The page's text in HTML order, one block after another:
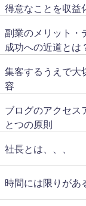
得意なことを収益
副業のメリット・
成功への近道とは
集客するうえで大
容
ブログのアクセス
とつの原則
社長とは、、、
時間には限りがあ